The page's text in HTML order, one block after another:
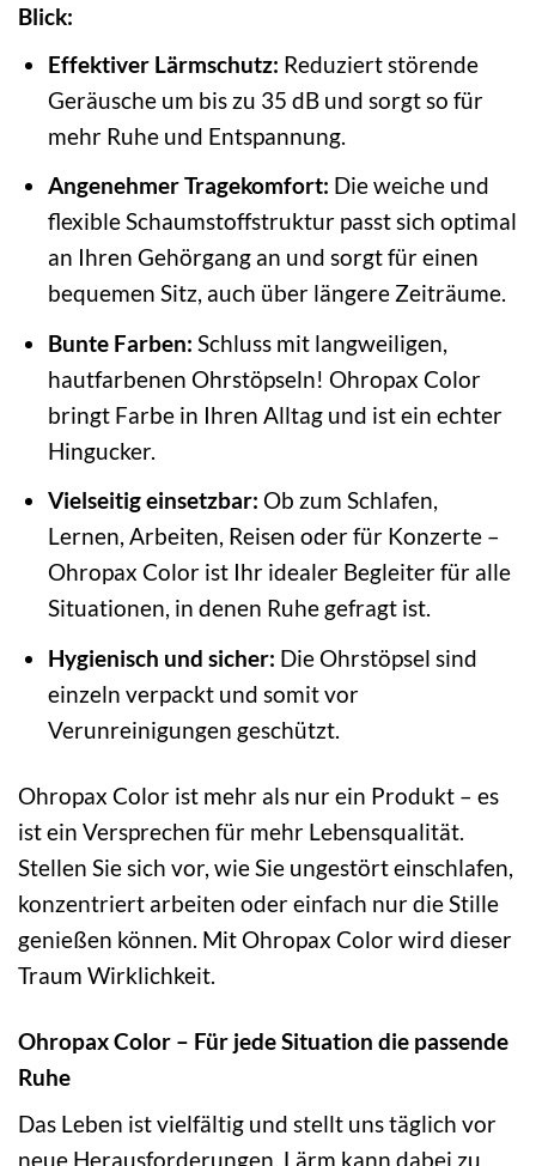
Blick:
Effektiver Lärmschutz: Reduziert störende
Geräusche um bis zu 35 dB und sorgt so für
mehr Ruhe und Entspannung.
Angenehmer Tragekomfort: Die weiche und
flexible Schaumstoffstruktur passt sich optimal
an Ihren Gehörgang an und sorgt für einen
bequemen Sitz, auch über längere Zeiträume.
Bunte Farben: Schluss mit langweiligen,
hautfarbenen Ohrstöpseln! Ohropax Color
bringt Farbe in Ihren Alltag und ist ein echter
Hingucker.
Vielseitig einsetzbar: Ob zum Schlafen,
Lernen, Arbeiten, Reisen oder für Konzerte –
Ohropax Color ist Ihr idealer Begleiter für alle
Situationen, in denen Ruhe gefragt ist.
Hygienisch und sicher: Die Ohrstöpsel sind
einzeln verpackt und somit vor
Verunreinigungen geschützt.
Ohropax Color ist mehr als nur ein Produkt – es
ist ein Versprechen für mehr Lebensqualität.
Stellen Sie sich vor, wie Sie ungestört einschlafen,
konzentriert arbeiten oder einfach nur die Stille
genießen können. Mit Ohropax Color wird dieser
Traum Wirklichkeit.
Ohropax Color – Für jede Situation die passende
Ruhe
Das Leben ist vielfältig und stellt uns täglich vor
neue Herausforderungen. Lärm kann dabei zu